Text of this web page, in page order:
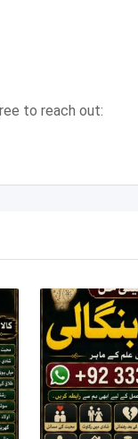
to reach out: